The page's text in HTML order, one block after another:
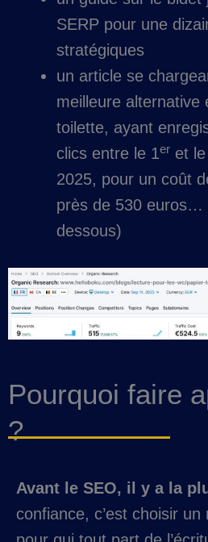
SERP pour une
stratégiques
un article se
meilleure alternative
toilette, ayant
clics entre le 1er et
2025, pour un coût
près de 530 euros…
dessous)
Pourquoi faire
?
Avant le SEO, il y a la
confiance, c’est choisir un